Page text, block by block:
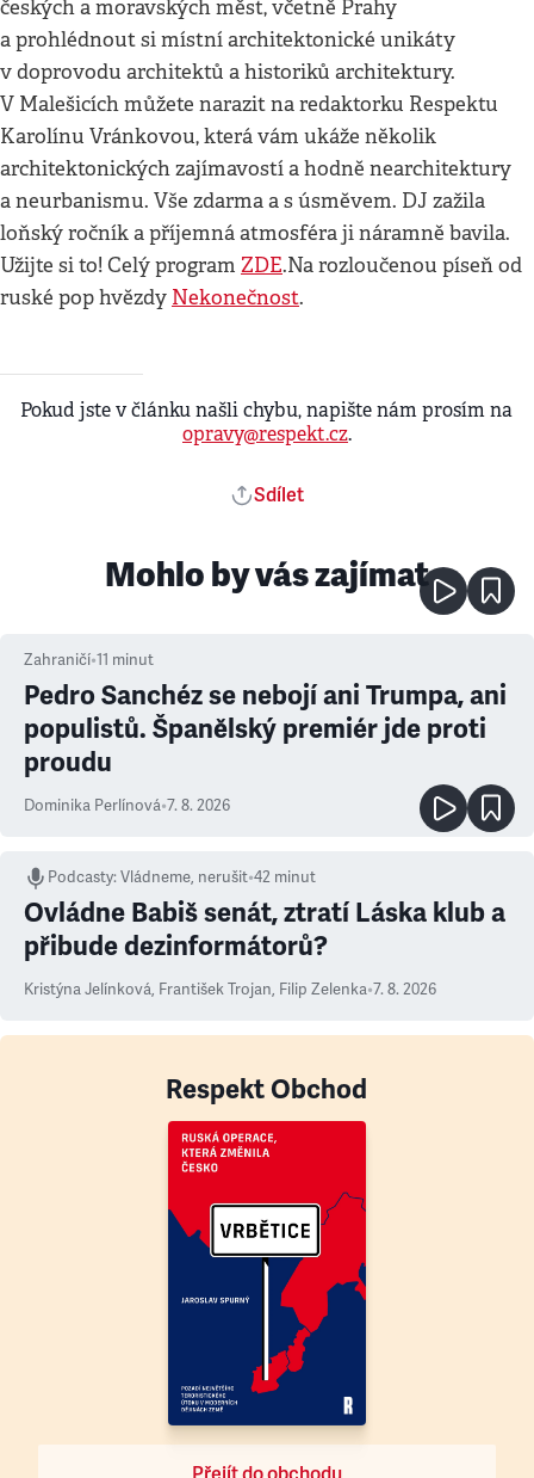
českých a moravských měst, včetně Prahy
a prohlédnout si místní architektonické unikáty
v doprovodu architektů a historiků architektury.
V Malešicích můžete narazit na redaktorku Respektu
Karolínu Vránkovou, která vám ukáže několik
architektonických zajímavostí a hodně nearchitektury
a neurbanismu. Vše zdarma a s úsměvem. DJ zažila
loňský ročník a příjemná atmosféra ji náramně bavila.
Užijte si to! Celý program ZDE.Na rozloučenou píseň od
ruské pop hvězdy Nekonečnost.
Pokud jste v článku našli chybu, napište nám prosím na
opravy@respekt.cz.
Sdílet
Mohlo by vás zajímat
Zahraničí•11 minut
Pedro Sanchéz se nebojí ani Trumpa, ani
populistů. Španělský premiér jde proti
proudu
Dominika Perlínová•7. 8. 2026
Podcasty:Vládneme, nerušit•42 minut
Ovládne Babiš senát, ztratí Láska klub a
přibude dezinformátorů?
Kristýna Jelínková, František Trojan, Filip Zelenka•7. 8. 2026
Respekt Obchod